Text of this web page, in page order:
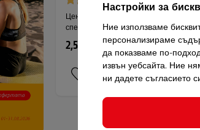
Цена за 1 метър, лека трудност, широк
спектър от …
2,55 € / 4,99 лв.
Настройки за
Ние използваме
персонализираме
да показваме по-
извън уебсайта. Ние
ни дадете съгласието